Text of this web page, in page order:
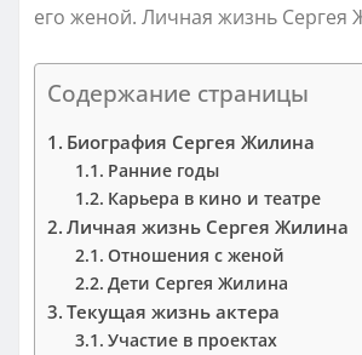
его женой. Личная жизнь Сергея
Содержание страницы
Биография Сергея Жилина
Ранние годы
Карьера в кино и театре
Личная жизнь Сергея Жилина
Отношения с женой
Дети Сергея Жилина
Текущая жизнь актера
Участие в проектах